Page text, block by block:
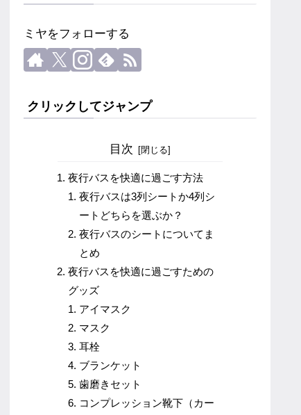
ミヤをフォローする
クリックしてジャンプ
目次
夜行バスを快適に過ごす方法
夜行バスは3列シートか4列シ
ートどちらを選ぶか？
夜行バスのシートについてま
とめ
夜行バスを快適に過ごすための
グッズ
アイマスク
マスク
耳栓
ブランケット
歯磨きセット
コンプレッション靴下（カー